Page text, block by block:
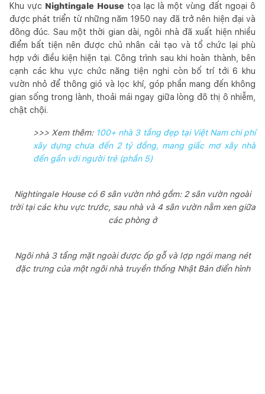
Khu vực Nightingale House tọa lạc là một vùng đất ngoại ô
được phát triển từ những năm 1950 nay đã trở nên hiện đại và
đông đúc. Sau một thời gian dài, ngôi nhà đã xuất hiện nhiều
điểm bất tiện nên được chủ nhân cải tạo và tổ chức lại phù
hợp với điều kiện hiện tại. Công trình sau khi hoàn thành, bên
cạnh các khu vực chức năng tiện nghi còn bố trí tới 6 khu
vườn nhỏ để thông gió và lọc khí, góp phần mang đến không
gian sống trong lành, thoải mái ngay giữa lòng đô thị ô nhiễm,
chật chội.
>>> Xem thêm: 100+ nhà 3 tầng đẹp tại Việt Nam chi phí
xây dựng chưa đến 2 tỷ đồng, mang giấc mơ xây nhà
đến gần với người trẻ (phần 5)
Nightingale House có 6 sân vườn nhỏ gồm: 2 sân vườn ngoài
trời tại các khu vực trước, sau nhà và 4 sân vườn nằm xen giữa
các phòng ở
Ngôi nhà 3 tầng mặt ngoài được ốp gỗ và lợp ngói mang nét
đặc trưng của một ngôi nhà truyền thống Nhật Bản điển hình